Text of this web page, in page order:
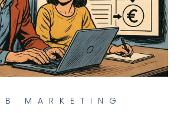
MARKETING